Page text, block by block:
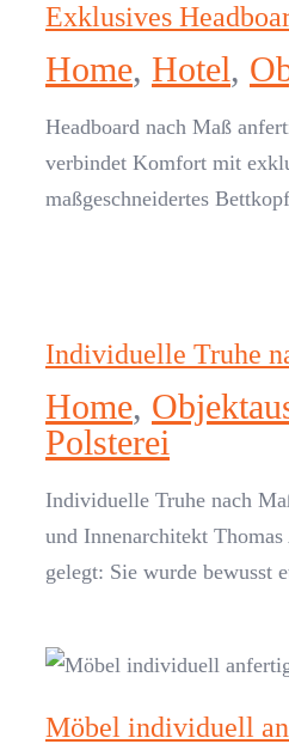
Exklusives
Home, Hotel,
Headboard nach Maß
verbindet Komfort mit
maßgeschneidertes
Individuelle Truhe
Home,
Polsterei
Individuelle Truhe nach
und Innenarchitekt
gelegt: Sie wurde bewusst
Möbel individuell